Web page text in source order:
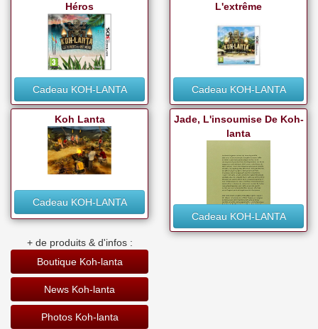
Héros
Cadeau KOH-LANTA
L'extrême
Cadeau KOH-LANTA
Koh Lanta
Cadeau KOH-LANTA
Jade, L'insoumise De Koh-
lanta
Cadeau KOH-LANTA
+ de produits & d'infos :
Boutique Koh-lanta
News Koh-lanta
Photos Koh-lanta